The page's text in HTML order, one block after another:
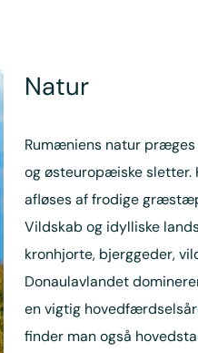
Natur
Rumæniens natur
og østeuropæiske sletter.
afløses af frodige
Vildskab og idylliske
kronhjorte, bjerggeder,
Donaulavlandet
en vigtig
finder man også